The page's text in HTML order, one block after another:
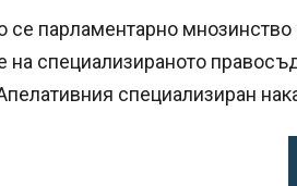
се парламентарно
на специализираното
специализиран